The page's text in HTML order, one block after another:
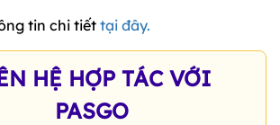
tin chi tiết tại đây.
HỆ HỢP TÁC VỚI
PASGO